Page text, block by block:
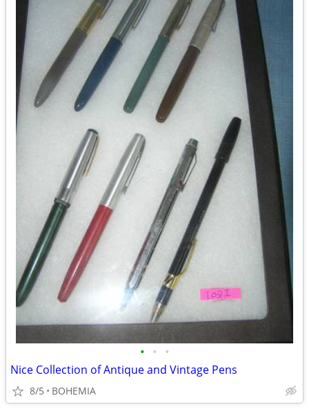
• • •
Nice Collection of Antique and Vintage Pens
8/5 BOHEMIA